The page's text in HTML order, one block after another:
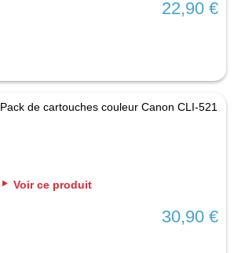
22,90 €
Pack de cartouches couleur Canon CLI-521
Voir ce produit
30,90 €